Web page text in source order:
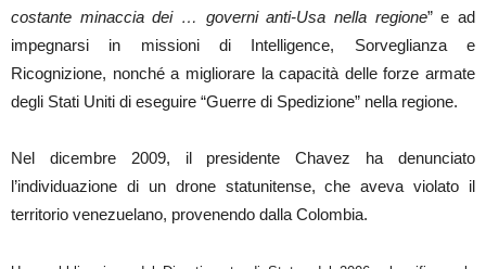
costante minaccia dei … governi anti-Usa nella regione” e ad
impegnarsi in missioni di Intelligence, Sorveglianza e
Ricognizione, nonché a migliorare la capacità delle forze armate
degli Stati Uniti di eseguire “Guerre di Spedizione” nella regione.
Nel dicembre 2009, il presidente Chavez ha denunciato
l’individuazione di un drone statunitense, che aveva violato il
territorio venezuelano, provenendo dalla Colombia.